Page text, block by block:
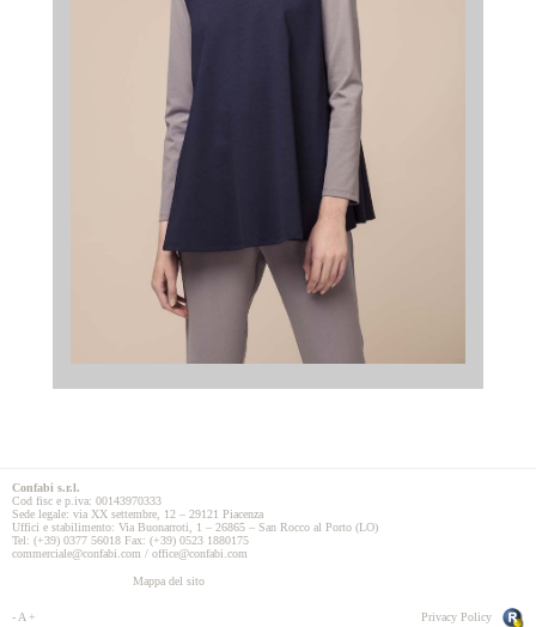
Confabi s.r.l.
Cod fisc e p.iva: 00143970333
Sede legale: via XX settembre, 12 – 29121 Piacenza
Uffici e stabilimento: Via Buonarroti, 1 – 26865 – San Rocco al Porto (LO)
Tel: (+39) 0377 56018 Fax: (+39) 0523 1880175
commerciale@confabi.com / office@confabi.com
Mappa del sito
Privacy Policy
- A +